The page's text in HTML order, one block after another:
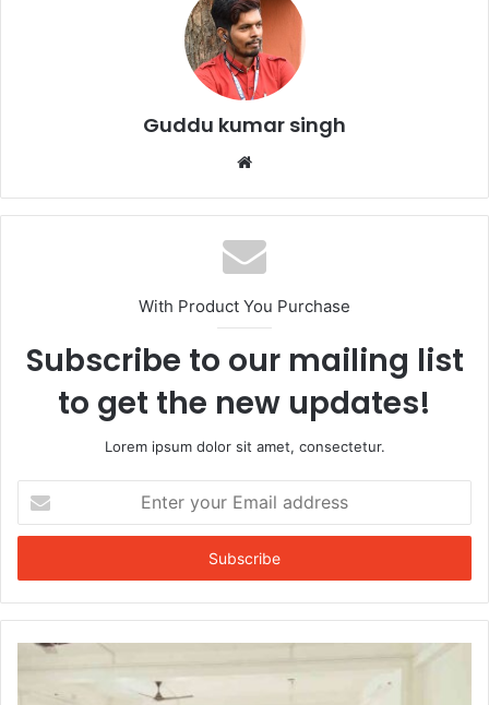
p
p
Guddu kumar singh
Website
With Product You Purchase
Subscribe to our mailing list
to get the new updates!
Lorem ipsum dolor sit amet, consectetur.
your
Email